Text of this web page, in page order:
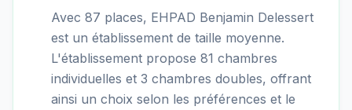
Avec 87 places, EHPAD Benjamin Delessert
est un établissement de taille moyenne.
L'établissement propose 81 chambres
individuelles et 3 chambres doubles, offrant
ainsi un choix selon les préférences et le